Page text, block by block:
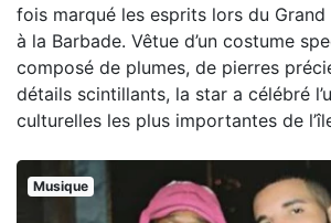
fois marqué les esprits lors du
à la Barbade. Vêtue d’un costume
composé de plumes, de pierres
détails scintillants, la star a célébré
culturelles les plus importantes de
Musique